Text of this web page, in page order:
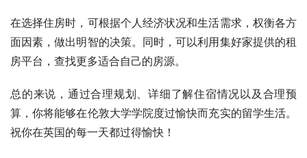
在选择住房时，可根据个人经济状况和生活需求，权衡各方
面因素，做出明智的决策。同时，可以利用集好家提供的租
房平台，查找更多适合自己的房源。
总的来说，通过合理规划、详细了解住宿情况以及合理预
算，你将能够在伦敦大学学院度过愉快而充实的留学生活。
祝你在英国的每一天都过得愉快！